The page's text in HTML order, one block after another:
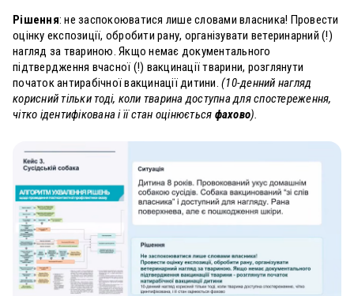
Рішення: не заспокоюватися лише словами власника! Провести
оцінку експозиції, обробити рану, організувати ветеринарний (!)
нагляд за твариною. Якщо немає документального
підтвердження вчасної (!) вакцинації тварини, розглянути
початок антирабічної вакцинації дитини. (10-денний нагляд
корисний тільки тоді, коли тварина доступна для спостереження,
чітко ідентифікована і її стан оцінюється фахово).